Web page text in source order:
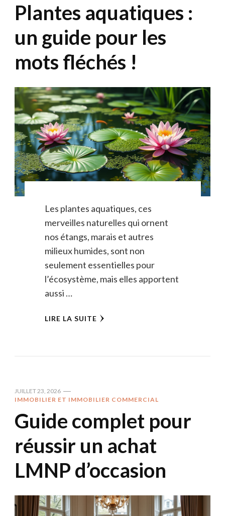
Plantes aquatiques :
un guide pour les
mots fléchés !
Les plantes aquatiques, ces
merveilles naturelles qui ornent
nos étangs, marais et autres
milieux humides, sont non
seulement essentielles pour
l’écosystème, mais elles apportent
aussi …
LIRE LA SUITE
JUILLET 23, 2026
IMMOBILIER ET IMMOBILIER COMMERCIAL
Guide complet pour
réussir un achat
LMNP d’occasion